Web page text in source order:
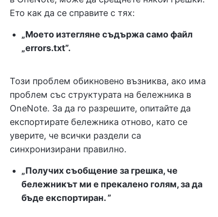
Ето как да се справите с тях:
„Моето изтегляне съдържа само файл
„errors.txt”.
Този проблем обикновено възниква, ако има
проблем със структурата на бележника в
OneNote. За да го разрешите, опитайте да
експортирате бележника отново, като се
уверите, че всички раздели са
синхронизирани правилно.
„Получих съобщение за грешка, че
бележникът ми е прекалено голям, за да
бъде експортиран. ”